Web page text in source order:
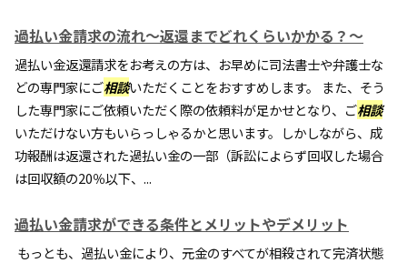
過払い金請求の流れ～返還までどれくらいかかる？～
過払い金返還請求をお考えの方は、お早めに司法書士や弁護士な
どの専門家にご相談いただくことをおすすめします。 また、そう
した専門家にご依頼いただく際の依頼料が足かせとなり、ご相談
いただけない方もいらっしゃるかと思います。しかしながら、成
功報酬は返還された過払い金の一部（訴訟によらず回収した場合
は回収額の20％以下、...
過払い金請求ができる条件とメリットやデメリット
もっとも、過払い金により、元金のすべてが相殺されて完済状態